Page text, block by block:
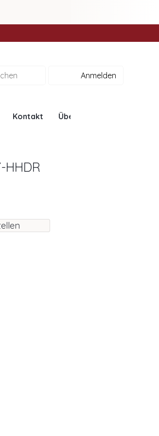
Anmelden
Kontakt Über uns